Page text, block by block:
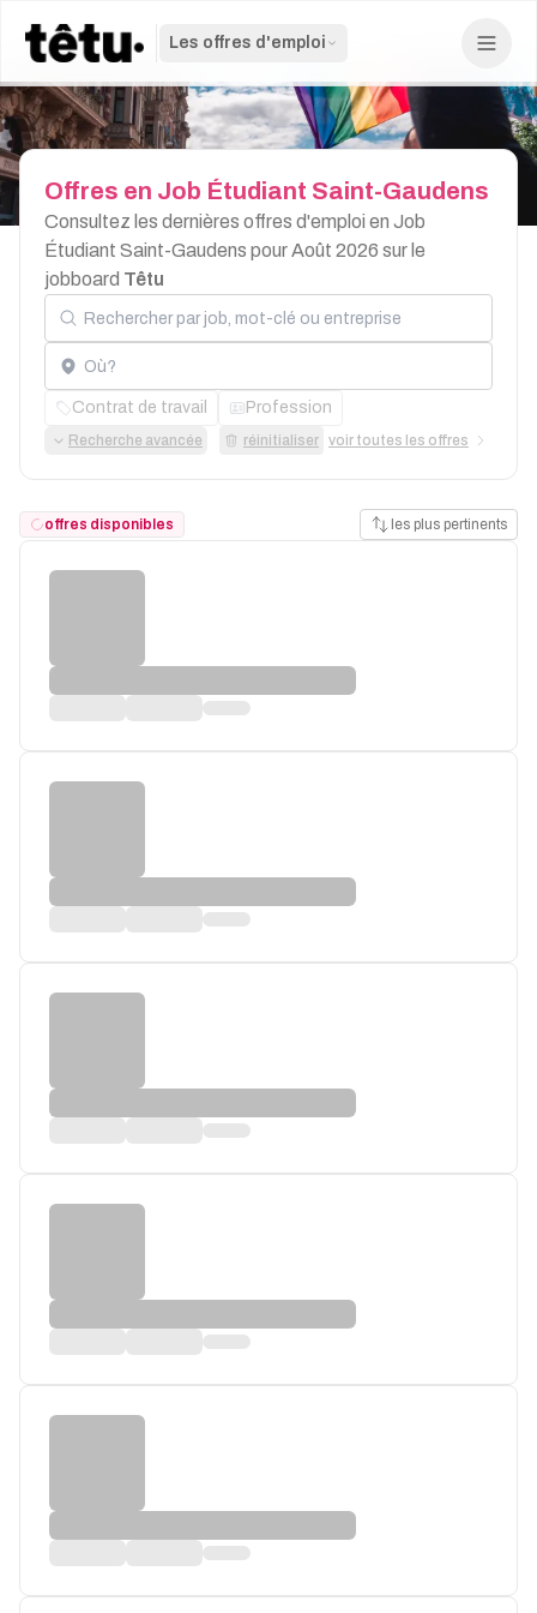
Les offres d'emploi
Offres en Job Étudiant Saint-Gaudens
Consultez les dernières offres d'emploi en Job
Étudiant Saint-Gaudens pour Août 2026 sur le
jobboard Têtu
Rechercher par job, mot-clé ou entreprise
Localisation
Contrat de travail Profession
Recherche avancée réinitialiser voir toutes les offres
offres disponibles les plus pertinents